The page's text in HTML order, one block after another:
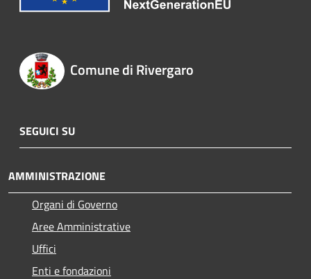
Comune di Rivergaro
SEGUICI SU
AMMINISTRAZIONE
Organi di Governo
Aree Amministrative
Uffici
Enti e fondazioni